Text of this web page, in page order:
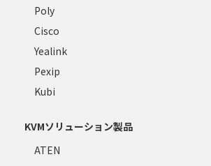
Poly
Cisco
Yealink
Pexip
Kubi
KVMソリューション製品
ATEN